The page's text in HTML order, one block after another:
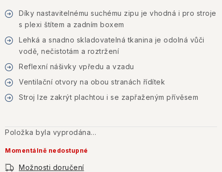
Díky nastavitelnému suchému zipu je vhodná i pro stroje
s plexi štítem a zadním boxem
Lehká a snadno skladovatelná tkanina je odolná vůči
vodě, nečistotám a roztržení
Reflexní nášivky vpředu a vzadu
Ventilační otvory na obou stranách řídítek
Stroj lze zakrýt plachtou i se zapřaženým přívěsem
Položka byla vyprodána…
Momentálně nedostupné
Možnosti doručení